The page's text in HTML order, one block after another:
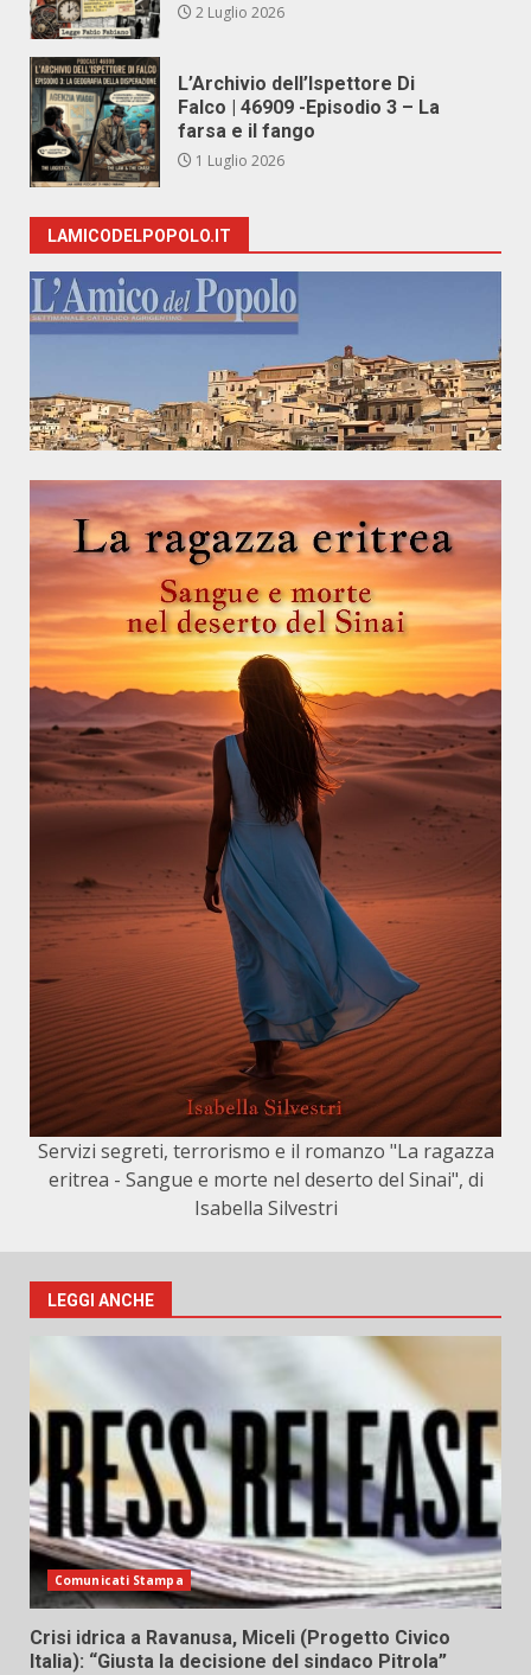
2 Luglio 2026
L’Archivio dell’Ispettore Di
Falco | 46909 -Episodio 3 – La
farsa e il fango
1 Luglio 2026
LAMICODELPOPOLO.IT
Servizi segreti, terrorismo e il romanzo "La ragazza
eritrea - Sangue e morte nel deserto del Sinai", di
Isabella Silvestri
LEGGI ANCHE
Comunicati Stampa
Crisi idrica a Ravanusa, Miceli (Progetto Civico
Italia): “Giusta la decisione del sindaco Pitrola”